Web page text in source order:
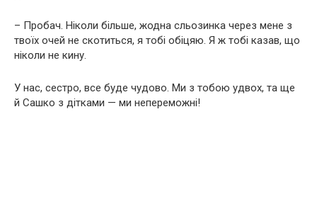
– Пробач. Ніколи більше, жодна сльозинка через мене з
твоїх очей не скотиться, я тобі обіцяю. Я ж тобі казав, що
ніколи не кину.
У нас, сестро, все буде чудово. Ми з тобою удвох, та ще
й Сашко з дітками — ми непереможні!